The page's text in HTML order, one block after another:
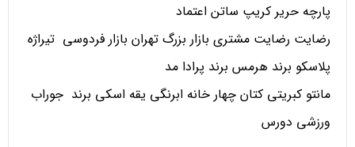
پارچه حریر کریپ ساتن اعتماد
رضایت رضایت مشتری بازار بزرگ تهران بازار فردوسی تیراژه
پلاسکو برند هرمس برند پرادا مد
مانتو کبریتی کتان چهار خانه ابرنگی یقه اسکی برند جوراب
ورزشی دورس